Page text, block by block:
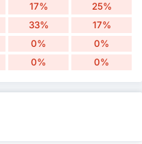
17% 25%
33% 17%
0% 0%
0% 0%